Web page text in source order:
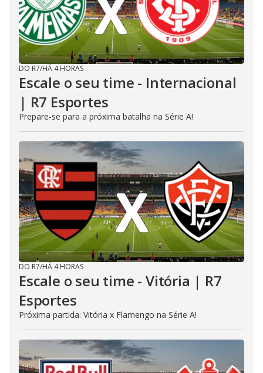
DO R7/HÁ 4 HORAS
Escale o seu time - Internacional
| R7 Esportes
Prepare-se para a próxima batalha na Série A!
DO R7/HÁ 4 HORAS
Escale o seu time - Vitória | R7
Esportes
Próxima partida: Vitória x Flamengo na Série A!